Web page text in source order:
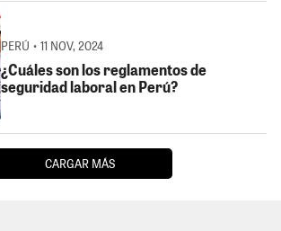
PERÚ • 11 NOV, 2024
¿Cuáles son los reglamentos de
seguridad laboral en Perú?
CARGAR MÁS